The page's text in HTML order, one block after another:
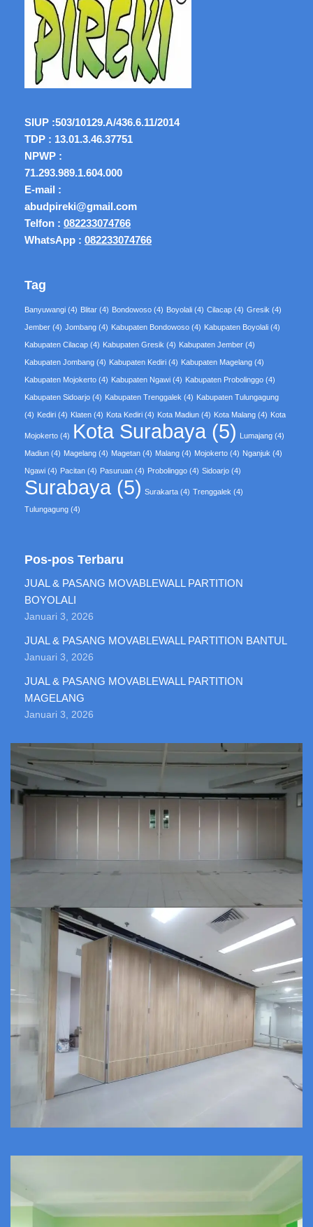
SIUP :503/10129.A/436.6.11/2014
TDP : 13.01.3.46.37751
NPWP :
71.293.989.1.604.000
E-mail :
abudpireki@gmail.com
Telfon : 082233074766
WhatsApp : 082233074766
Tag
Banyuwangi (4) Blitar (4) Bondowoso (4) Boyolali (4) Cilacap (4) Gresik (4)
Jember (4) Jombang (4) Kabupaten Bondowoso (4) Kabupaten Boyolali (4)
Kabupaten Cilacap (4) Kabupaten Gresik (4) Kabupaten Jember (4)
Kabupaten Jombang (4) Kabupaten Kediri (4) Kabupaten Magelang (4)
Kabupaten Mojokerto (4) Kabupaten Ngawi (4) Kabupaten Probolinggo (4)
Kabupaten Sidoarjo (4) Kabupaten Trenggalek (4) Kabupaten Tulungagung
(4) Kediri (4) Klaten (4) Kota Kediri (4) Kota Madiun (4) Kota Malang (4) Kota
Mojokerto (4) Kota Surabaya (5) Lumajang (4)
Madiun (4) Magelang (4) Magetan (4) Malang (4) Mojokerto (4) Nganjuk (4)
Ngawi (4) Pacitan (4) Pasuruan (4) Probolinggo (4) Sidoarjo (4)
Surabaya (5) Surakarta (4) Trenggalek (4)
Tulungagung (4)
Pos-pos Terbaru
JUAL & PASANG MOVABLEWALL PARTITION
BOYOLALI
Januari 3, 2026
JUAL & PASANG MOVABLEWALL PARTITION BANTUL
Januari 3, 2026
JUAL & PASANG MOVABLEWALL PARTITION
MAGELANG
Januari 3, 2026